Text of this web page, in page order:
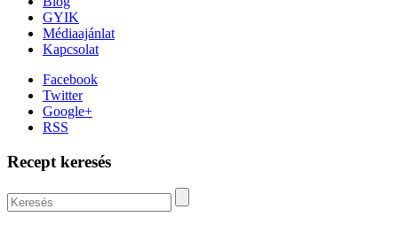
GYIK
Médiaajánlat
Kapcsolat
Facebook
Twitter
Google+
RSS
Recept keresés